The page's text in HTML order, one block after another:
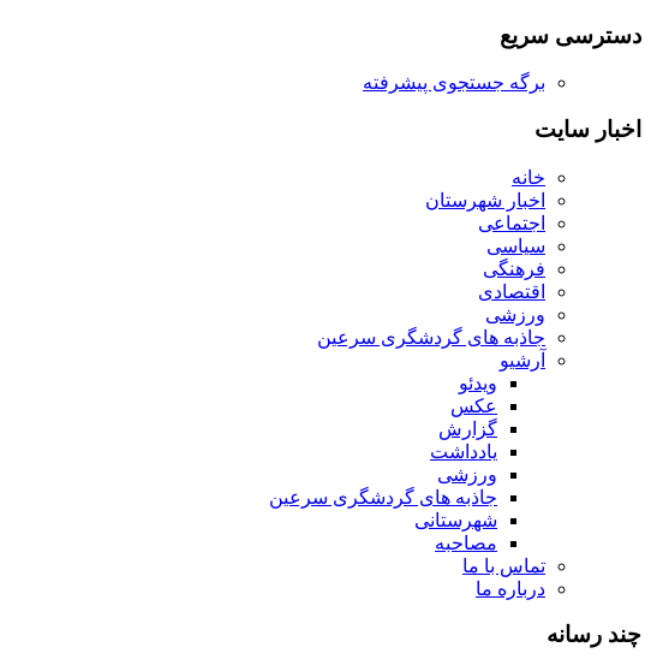
دسترسی سریع
برگه جستجوی پیشرفته
اخبار سایت
خانه
اخبار شهرستان
اجتماعی
سیاسی
فرهنگی
اقتصادی
ورزشی
جاذبه های گردشگری سرعین
آرشیو
ویدئو
عکس
گزارش
یادداشت
ورزشی
جاذبه های گردشگری سرعین
شهرستانی
مصاحبه
تماس با ما
درباره ما
چند رسانه